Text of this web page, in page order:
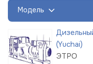
Модель
(Yuchai)
ЭТРО